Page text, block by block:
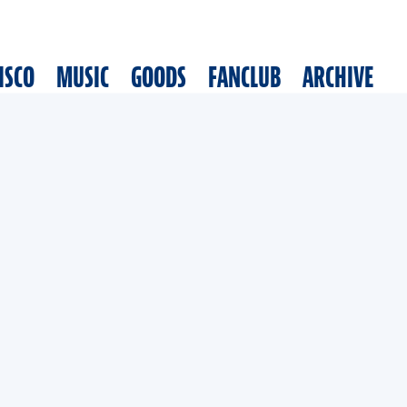
MUSIC GOODS FANCLUB ARCHIVE